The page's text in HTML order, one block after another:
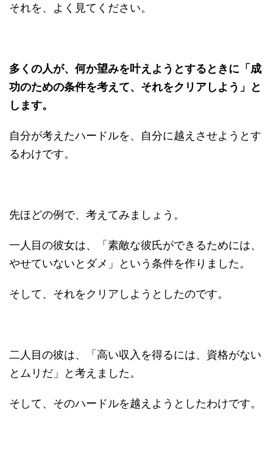
それを、よく見てください。
多くの人が、何か望みを叶えようとするときに「成
功のための条件を考えて、それをクリアしよう」と
します。
自分が考えたハードルを、自分に越えさせようとす
るわけです。
先ほどの例で、考えてみましょう。
一人目の彼女は、「素敵な彼氏ができるためには、
やせていないとダメ」という条件を作りました。
そして、それをクリアしようとしたのです。
二人目の彼は、「高い収入を得るには、資格がない
とムリだ」と考えました。
そして、そのハードルを越えようとしたわけです。